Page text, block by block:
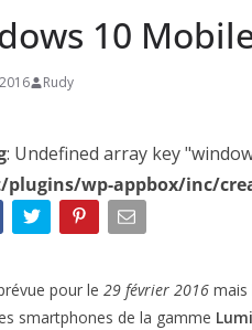
10
Rudy
: Undefined array key
plugins/wp-appbox/inc/
pour le 29 février 2016 mais
smartphones de la gamme